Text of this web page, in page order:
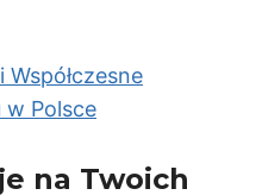
w Polsce
na Twoich